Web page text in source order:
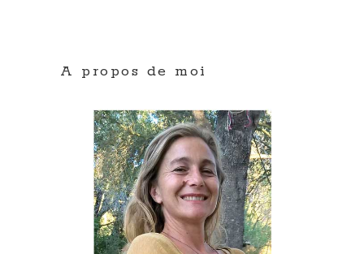
A propos de moi